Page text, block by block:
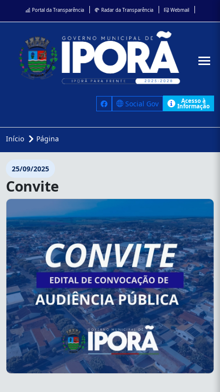
Portal da Transparência Radar da Transparência Webmail
Social Gov Acesso à
Informação
Início Página
25/09/2025
Convite